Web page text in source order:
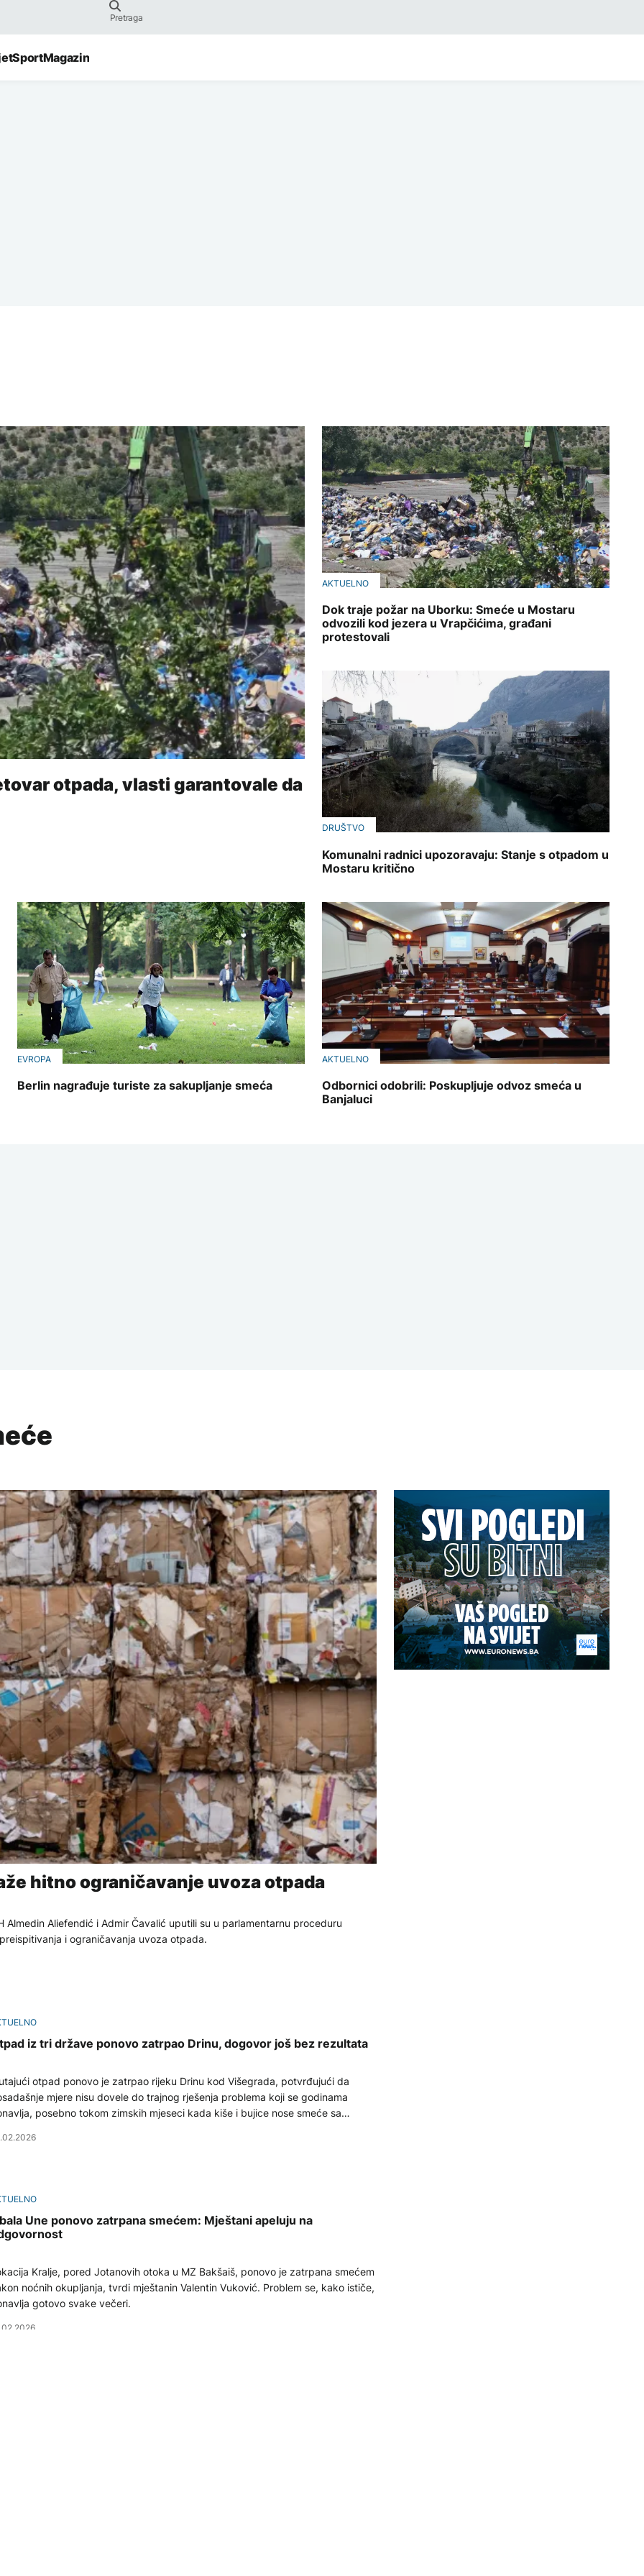
SportMagazin
otpada, vlasti garantovale da
AKTUELNO
Dok traje požar na Uborku: Smeće u Mostaru
odvozili kod jezera u Vrapčićima, građani
protestovali
DRUŠTVO
Komunalni radnici upozoravaju: Stanje s otpadom u
Mostaru kritično
EVROPA
Berlin nagrađuje turiste za sakupljanje smeća
AKTUELNO
Odbornici odobrili: Poskupljuje odvoz smeća u
Banjaluci
hitno ograničavanje uvoza otpada
Aliefendić i Admir Čavalić uputili su u parlamentarnu proceduru
i ograničavanja uvoza otpada.
iz tri države ponovo zatrpao Drinu, dogovor još bez rezultata
otpad ponovo je zatrpao rijeku Drinu kod Višegrada, potvrđujući da
mjere nisu dovele do trajnog rješenja problema koji se godinama
posebno tokom zimskih mjeseci kada kiše i bujice nose smeće sa
Une ponovo zatrpana smećem: Mještani apeluju na
Kralje, pored Jotanovih otoka u MZ Bakšaiš, ponovo je zatrpana smećem
noćnih okupljanja, tvrdi mještanin Valentin Vuković. Problem se, kako ističe,
gotovo svake večeri.